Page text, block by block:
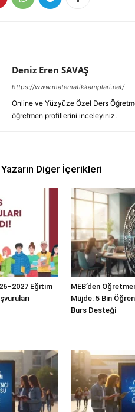
Deniz Eren SAVAŞ
https://www.matematikkamplari.net/
Online ve Yüzyüze Özel Ders
öğretmen profillerini inceleyiniz.
Yazarın Diğer İçerikleri
Eğitim
MEB’den
Müjde: 5 Bin
Burs Desteği